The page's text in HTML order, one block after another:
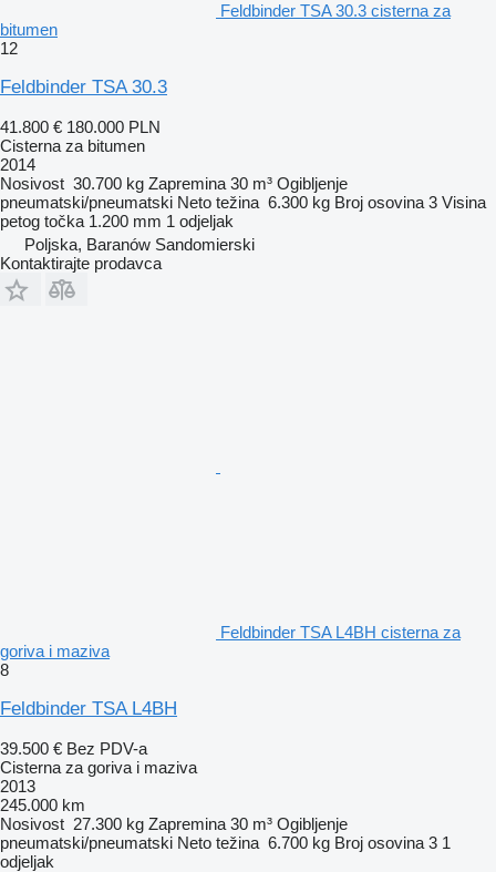
Feldbinder TSA 30.3 cisterna za
bitumen
12
Feldbinder TSA 30.3
41.800 € 180.000 PLN
Cisterna za bitumen
2014
Nosivost 30.700 kg Zapremina 30 m³ Ogibljenje
pneumatski/pneumatski Neto težina 6.300 kg Broj osovina 3 Visina
petog točka 1.200 mm 1 odjeljak
Poljska, Baranów Sandomierski
Kontaktirajte prodavca
Feldbinder TSA L4BH cisterna za
goriva i maziva
8
Feldbinder TSA L4BH
39.500 € Bez PDV-a
Cisterna za goriva i maziva
2013
245.000 km
Nosivost 27.300 kg Zapremina 30 m³ Ogibljenje
pneumatski/pneumatski Neto težina 6.700 kg Broj osovina 3 1
odjeljak